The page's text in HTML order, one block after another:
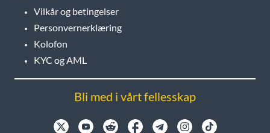
Vilkår og betingelser
Personvernerklæring
Kolofon
KYC og AML
Bli med i vårt fellesskap